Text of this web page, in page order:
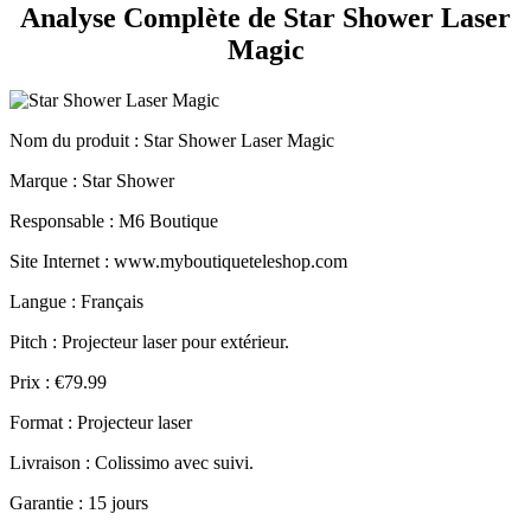
Analyse Complète de Star Shower Laser
Magic
Nom du produit : Star Shower Laser Magic
Marque : Star Shower
Responsable : M6 Boutique
Site Internet : www.myboutiqueteleshop.com
Langue : Français
Pitch : Projecteur laser pour extérieur.
Prix : €79.99
Format : Projecteur laser
Livraison : Colissimo avec suivi.
Garantie : 15 jours